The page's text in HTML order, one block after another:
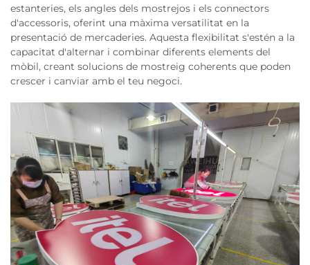
estanteries, els angles dels mostrejos i els connectors
d'accessoris, oferint una màxima versatilitat en la
presentació de mercaderies. Aquesta flexibilitat s'estén a la
capacitat d'alternar i combinar diferents elements del
mòbil, creant solucions de mostreig coherents que poden
crescer i canviar amb el teu negoci.